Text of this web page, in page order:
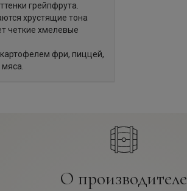
грейпфрута.
хрустящие тона
четкие хмелевые
картофелем фри, пиццей,
О производителе